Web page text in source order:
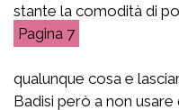
stante la comodità di
7
qualunque cosa e
Badisi però a non